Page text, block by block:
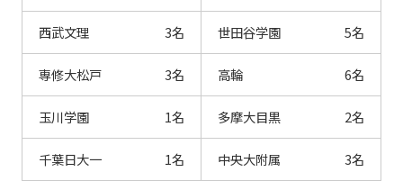
西武文理 3名 世田谷学園 5名
専修大松戸 3名 高輪 6名
玉川学園 1名 多摩大目黒 2名
千葉日大一 1名 中央大附属 3名